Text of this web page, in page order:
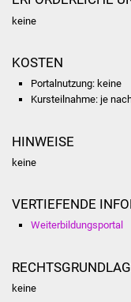
keine
KOSTEN
Portalnutzung: keine
Kursteilnahme: je
HINWEISE
keine
VERTIEFENDE
Weiterbildungsportal
keine